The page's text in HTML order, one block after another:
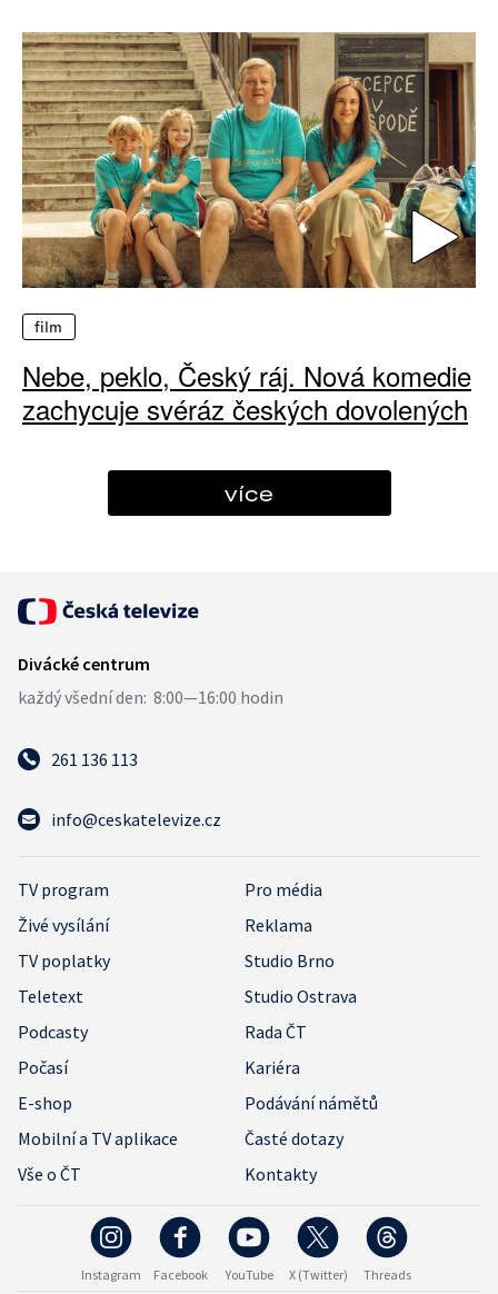
film
Nebe, peklo, Český ráj. Nová komedie
zachycuje svéráz českých dovolených
více
261 136 113
info@ceskatelevize.cz
TV program
Pro média
Živé vysílání
Reklama
TV poplatky
Studio Brno
Teletext
Studio Ostrava
Podcasty
Rada ČT
Počasí
Kariéra
E-shop
Podávání námětů
Mobilní a TV aplikace
Časté dotazy
Vše o ČT
Kontakty
Instagram Facebook YouTube X (Twitter) Threads